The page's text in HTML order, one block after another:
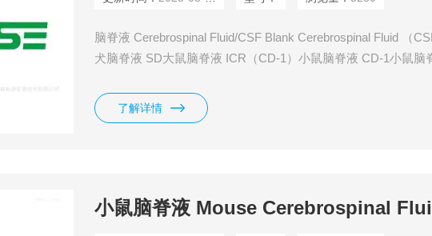
脑脊液 Cerebrospinal Fluid/CSF Blank Cerebrospinal Fluid （
犬脑脊液 SD大鼠脑脊液 ICR（CD-1）小鼠脑脊液 CD-1小鼠脑
了解详情
小鼠脑脊液 Mouse Cerebrospinal